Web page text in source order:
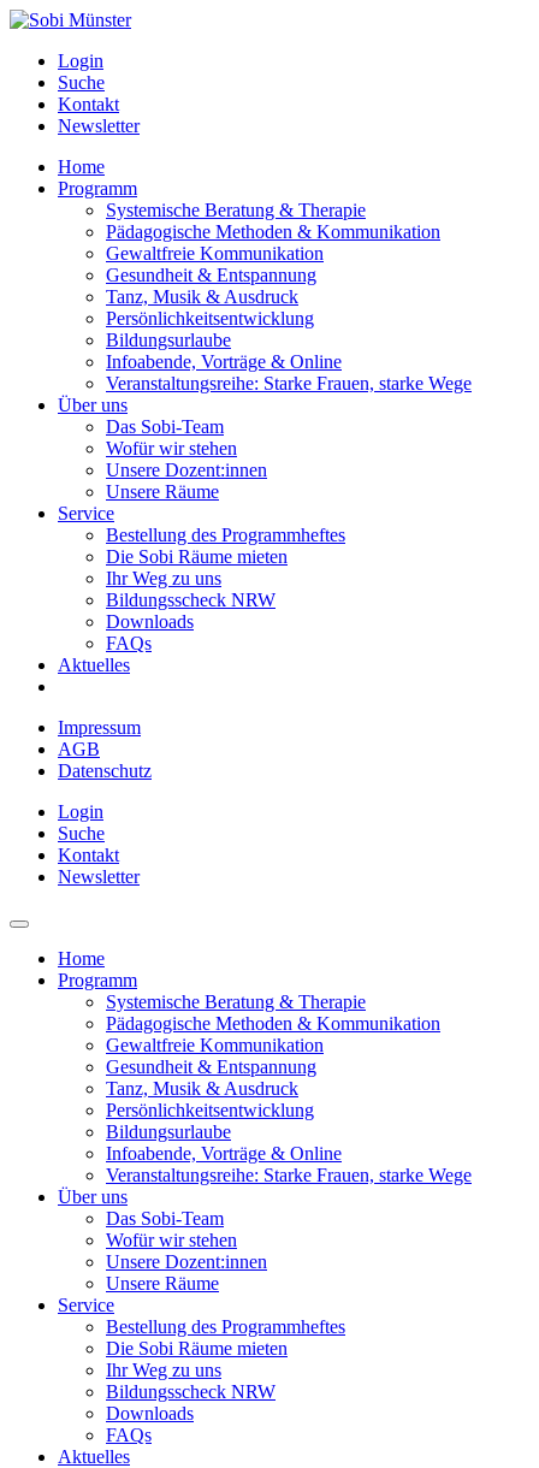
Login
Suche
Kontakt
Newsletter
Home
Programm
Systemische Beratung & Therapie
Pädagogische Methoden & Kommunikation
Gewaltfreie Kommunikation
Gesundheit & Entspannung
Tanz, Musik & Ausdruck
Persönlichkeitsentwicklung
Bildungsurlaube
Infoabende, Vorträge & Online
Veranstaltungsreihe: Starke Frauen, starke Wege
Über uns
Das Sobi-Team
Wofür wir stehen
Unsere Dozent:innen
Unsere Räume
Service
Bestellung des Programmheftes
Die Sobi Räume mieten
Ihr Weg zu uns
Bildungsscheck NRW
Downloads
FAQs
Aktuelles
Impressum
AGB
Datenschutz
Login
Suche
Kontakt
Newsletter
Home
Programm
Systemische Beratung & Therapie
Pädagogische Methoden & Kommunikation
Gewaltfreie Kommunikation
Gesundheit & Entspannung
Tanz, Musik & Ausdruck
Persönlichkeitsentwicklung
Bildungsurlaube
Infoabende, Vorträge & Online
Veranstaltungsreihe: Starke Frauen, starke Wege
Über uns
Das Sobi-Team
Wofür wir stehen
Unsere Dozent:innen
Unsere Räume
Service
Bestellung des Programmheftes
Die Sobi Räume mieten
Ihr Weg zu uns
Bildungsscheck NRW
Downloads
FAQs
Aktuelles